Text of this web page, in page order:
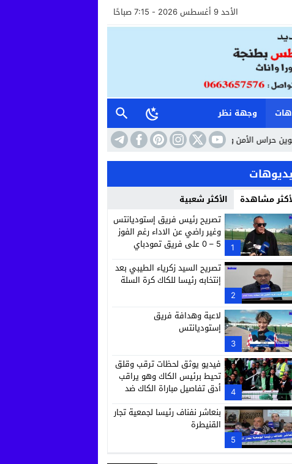
الأحد 9 أغسطس 2026 - 7:15 صباحًا
وجهة نظر
وأعوان الاستقبال خطوة نحو مستشفى أكثر إنسانية وأماناً
مشاهدة الأكثر شعبية
1
تصريح رئيس فريق إستوديانتس
وغير راضي عن الاداء رغم الفوز
5 – 0 على فريق تمودباي
2
تصريح السيد زكرياء الطيبي بعد
إنتخابه رئيسا للكاك كرة السلة
3
لاعبة وهدافة فريق
إستوديانتس
4
فيديو يوثق لحظات ترقب وقلق
تحيط برئيس الكاك وهو يراقب
أدق تفاصيل مباراة الكاك ضد
5
بنعاشر نفناف رئيسا لجمعية تجار
القنيطرة